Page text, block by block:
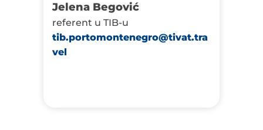
Jelena Begović
referent u TIB-u
tib.portomontenegro@tivat.tra
vel